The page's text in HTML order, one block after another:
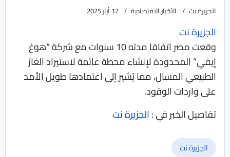
الجزيرة نت الأخبار الاقتصادية 12 أيار 2025
الجزيرة نت
وقعت مصر اتفاقا مدته 10 سنوات مع شركة “هوغ
إيفي” المحدودة لإنشاء محطة عائمة لاستيراد الغاز
الطبيعي المسال، مما يُشير إلى اعتمادها طويل الأمد
على واردات الوقود.
تفاصيل الخبر في :الجزيرة نت
الجزيرة نت